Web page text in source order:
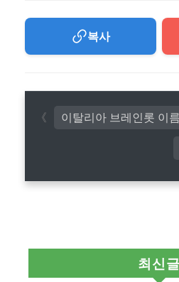
복사
이탈리아 브레인롯 이름
최신글